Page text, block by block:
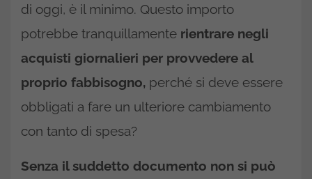
di oggi, è il minimo. Questo importo
potrebbe tranquillamente rientrare negli
acquisti giornalieri per provvedere al
proprio fabbisogno, perché si deve essere
obbligati a fare un ulteriore cambiamento
con tanto di spesa?
Senza il suddetto documento non si può